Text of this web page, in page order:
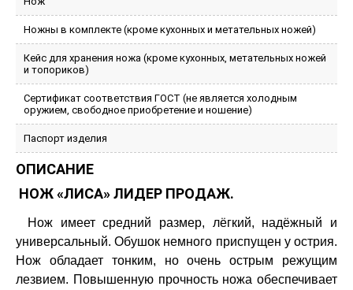
Ножны в комплекте (кроме кухонных и метательных ножей)
Кейс для хранения ножа (кроме кухонных, метательных ножей
и топориков)
Сертификат соответствия ГОСТ (не является холодным
оружием, свободное приобретение и ношение)
Паспорт изделия
ОПИСАНИЕ
НОЖ «ЛИСА» ЛИДЕР ПРОДАЖ.
Нож имеет средний размер, лёгкий, надёжный и
универсальный. Обушок немного приспущен у острия.
Нож обладает тонким, но очень острым режущим
лезвием. Повышенную прочность ножа обеспечивает